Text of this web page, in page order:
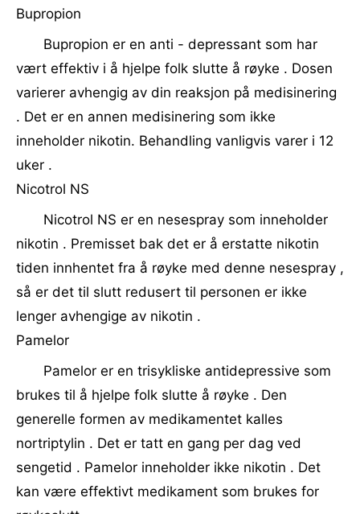
Bupropion
Bupropion er en anti - depressant som har
vært effektiv i å hjelpe folk slutte å røyke . Dosen
varierer avhengig av din reaksjon på medisinering
. Det er en annen medisinering som ikke
inneholder nikotin. Behandling vanligvis varer i 12
uker .
Nicotrol NS
Nicotrol NS er en nesespray som inneholder
nikotin . Premisset bak det er å erstatte nikotin
tiden innhentet fra å røyke med denne nesespray ,
så er det til slutt redusert til personen er ikke
lenger avhengige av nikotin .
Pamelor
Pamelor er en trisykliske antidepressive som
brukes til å hjelpe folk slutte å røyke . Den
generelle formen av medikamentet kalles
nortriptylin . Det er tatt en gang per dag ved
sengetid . Pamelor inneholder ikke nikotin . Det
kan være effektivt medikament som brukes for